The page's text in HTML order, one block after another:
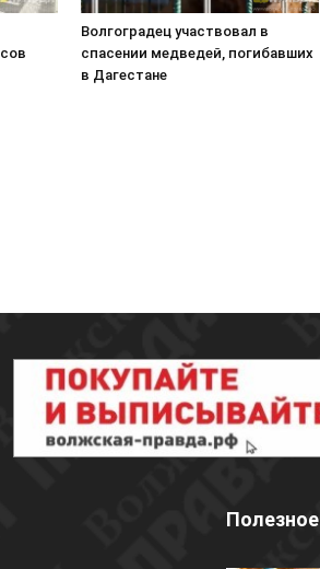
Волгоградец участвовал в
спасении медведей, погибавших
в Дагестане
Полезное